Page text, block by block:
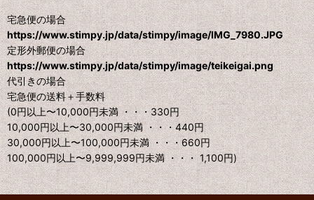
宅急便の場合
https://www.stimpy.jp/data/stimpy/image/IMG_7980.JPG
定形外郵便の場合
https://www.stimpy.jp/data/stimpy/image/teikeigai.png
代引きの場合
宅急便の送料＋手数料
(0円以上〜10,000円未満 ・・・330円
10,000円以上〜30,000円未満 ・・・440円
30,000円以上〜100,000円未満 ・・・660円
100,000円以上〜9,999,999円未満 ・・・ 1,100円)